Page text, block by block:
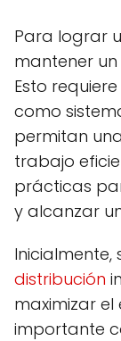
Para lograr
mantener
Esto
como
permitan
trabajo
prácticas
y alcanzar
Inicialmente,
distribución
maximizar
importante